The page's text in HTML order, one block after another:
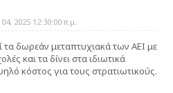
2025 12:30:00 π.μ.
τα δωρεάν μεταπτυχιακά των ΑΕΙ με
και τα δίνει στα ιδιωτικά
κόστος για τους στρατιωτικούς.